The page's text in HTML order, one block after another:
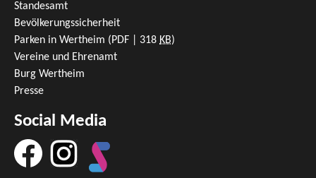
Standesamt
Bevölkerungssicherheit
Parken in Wertheim (PDF | 318 KB)
Vereine und Ehrenamt
Burg Wertheim
Presse
Social Media